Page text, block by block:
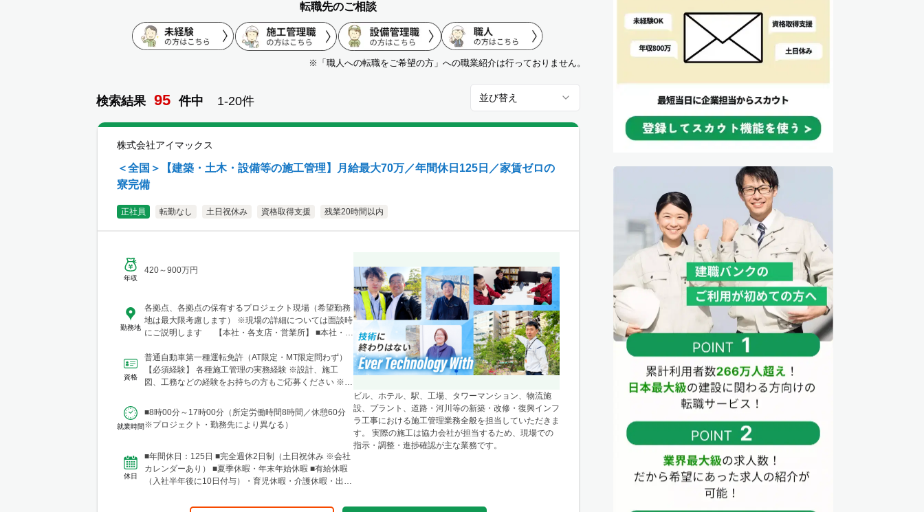
転職先のご相談
※「職人への転職をご希望の方」への職業紹介は行っておりません。
検索結果 95 件中 1-20件 並び替え
株式会社アイマックス
＜全国＞【建築・土木・設備等の施工管理】月給最大70万／年間休日125日／家賃ゼロの
寮完備
正社員 転勤なし 土日祝休み 資格取得支援 残業20時間以内
年収
420～900万円
勤務地
各拠点、各拠点の保有するプロジェクト現場（希望勤務
地は最大限考慮します） ※現場の詳細については面談時
にご説明します 【本社・各支店・営業所】 ■本社・関
テートメナー1055 └アクセス：京王線「新宿駅」から徒
歩5分 ※東京都を中心とした首都圏のほか、栃木・群
馬・茨城・埼玉・山梨・千葉・神奈川などに関東圏内の
区中央1丁目7-4（アーケード内） 宮城商事ビル4F ※宮
城県エリアのほか、青森・岩手・秋田・山形・福島など
に現場あり ■北日本支店 札幌営業所・建設総合技術セ
13 NKエルムビル1F └アクセス：地下鉄「北12条駅」徒
歩3分、JR「札幌駅」徒歩9分 ※札幌を中心とした道央
圏のほか、道南・道東・道北の各地区（小樽・千歳・岩
所 兵庫県神戸市中央区東町122-2 港都ビル8階 └アクセ
資格
普通自動車第一種運転免許（AT限定・MT限定問わず）
【必須経験】 各種施工管理の実務経験 ※設計、施工
図、工務などの経験をお持ちの方もご応募ください ※経
就業時間
■8時00分～17時00分（所定労働時間8時間／休憩60分
※プロジェクト・勤務先により異なる）
休日
■年間休日：125日 ■完全週休2日制（土日祝休み ※会社
カレンダーあり） ■夏季休暇・年末年始休暇 ■有給休暇
（入社半年後に10日付与）・育児休暇・介護休暇・出張
ビル、ホテル、駅、工場、タワーマンション、物流施
設、プラント、道路・河川等の新築・改修・復興インフ
ラ工事における施工管理業務全般を担当していただきま
す。 実際の施工は協力会社が担当するため、現場での
指示・調整・進捗確認が主な業務です。